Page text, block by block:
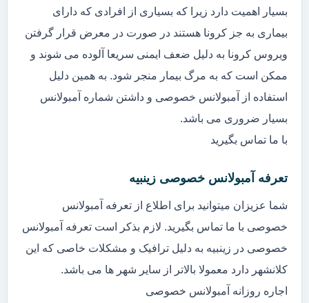
بسیار اهمیت دارد زیرا که بسیاری از افرادی که دارای
بیماری به جز کرونا هستند در صورت در معرض قرار گرفتن
ویروس کرونا به دلیل ضعف ایمنی سریعا آلوده می شوند و
ممکن است که به مرگ بیمار منجر شود. به همین دلیل
استفاده از آمبولانس خصوصی و داشتن شماره آمبولانس
بسیار ضروری می باشد.
با ما تماس بگیرید
تعرفه آمبولانس خصوصی زینبیه
شما عزیزان میتوانید برای اطلاع از تعرفه آمبولانس
خصوصی با ما تماس بگیرید. لازم بذکر است تعرفه آمبولانس
خصوصی در زینبیه به دلیل ترافیک و مشکلات خاصی که این
کلانشهر دارد معمولا بالاتر از سایر شهر ها می باشد.
اجاره روزانه آمبولانس خصوصی